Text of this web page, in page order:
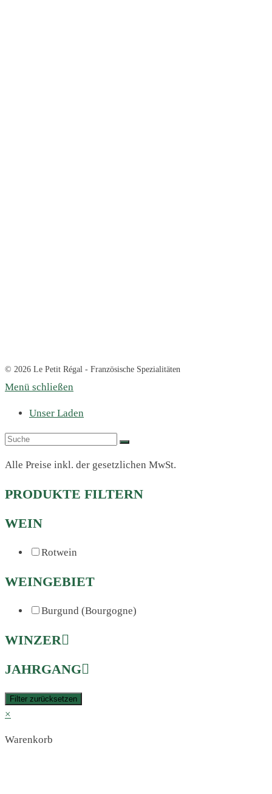
© 2026 Le Petit Régal - Französische Spezialitäten
Menü schließen
Unser Laden
Alle Preise inkl. der gesetzlichen MwSt.
PRODUKTE FILTERN
WEIN
Rotwein
WEINGEBIET
Burgund (Bourgogne)
WINZER
JAHRGANG
Filter zurücksetzen
×
Warenkorb